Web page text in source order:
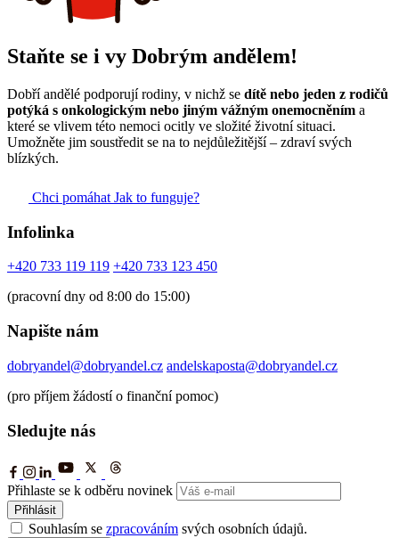
Staňte se i vy Dobrým andělem!
Dobří andělé podporují rodiny, v nichž se dítě nebo jeden z rodičů
potýká s onkologickým nebo jiným vážným onemocněním a
které se vlivem této nemoci ocitly ve složité životní situaci.
Umožněte jim soustředit se na to nejdůležitější – zdraví svých
blízkých.
Chci pomáhat Jak to funguje?
Infolinka
+420 733 119 119 +420 733 123 450
(pracovní dny od 8:00 do 15:00)
Napište nám
dobryandel@dobryandel.cz andelskaposta@dobryandel.cz
(pro příjem žádostí o finanční pomoc)
Sledujte nás
Přihlaste se k odběru novinek
Přihlásit
Souhlasím se zpracováním svých osobních údajů.